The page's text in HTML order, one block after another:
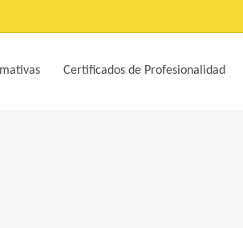
Certificados de Profesionalidad